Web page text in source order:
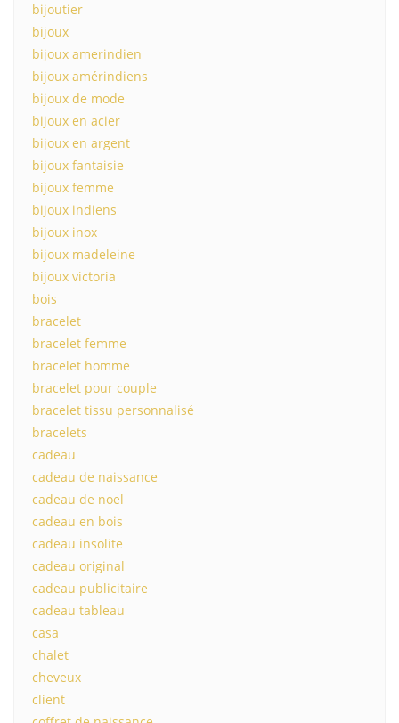
bijoutier
bijoux
bijoux amerindien
bijoux amérindiens
bijoux de mode
bijoux en acier
bijoux en argent
bijoux fantaisie
bijoux femme
bijoux indiens
bijoux inox
bijoux madeleine
bijoux victoria
bois
bracelet
bracelet femme
bracelet homme
bracelet pour couple
bracelet tissu personnalisé
bracelets
cadeau
cadeau de naissance
cadeau de noel
cadeau en bois
cadeau insolite
cadeau original
cadeau publicitaire
cadeau tableau
casa
chalet
cheveux
client